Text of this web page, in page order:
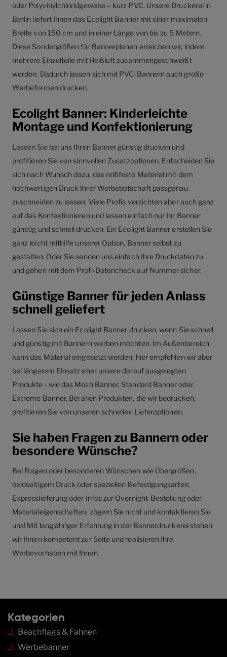
oder Polyvinylchloridgewebe – kurz PVC. Unsere Druckerei in
Berlin liefert Ihnen das Ecolight Banner mit einer maximalen
Breite von 150 cm und in einer Länge von bis zu 5 Metern.
Diese Sondergrößen für Bannerplanen erreichen wir, indem
mehrere Einzelteile mit Heißluft zusammengeschweißt
werden. Dadurch lassen sich mit PVC-Bannern auch große
Werbeformen drucken.
Ecolight Banner: Kinderleichte
Montage und Konfektionierung
Lassen Sie bei uns Ihren Banner günstig drucken und
profitieren Sie von sinnvollen Zusatzoptionen. Entscheiden Sie
sich nach Wunsch dazu, das reißfeste Material mit dem
hochwertigen Druck Ihrer Werbebotschaft passgenau
zuschneiden zu lassen. Viele Profis verzichten aber auch ganz
auf das Konfektionieren und lassen einfach nur Ihr Banner
günstig und schnell drucken. Ein Ecolight Banner erstellen Sie
ganz leicht mithilfe unserer Option, Banner selbst zu
gestalten. Oder Sie senden uns einfach Ihre Druckdaten zu
und gehen mit dem Profi-Datencheck auf Nummer sicher.
Günstige Banner für jeden Anlass
schnell geliefert
Lassen Sie sich ein Ecolight Banner drucken, wenn Sie schnell
und günstig mit Bannern werben möchten. Im Außenbereich
kann das Material eingesetzt werden, hier empfehlen wir aber
bei längerem Einsatz eher unsere darauf ausgelegten
Produkte - wie das Mesh Banner, Standard Banner oder
Extreme Banner. Bei allen Produkten, die wir bedrucken,
profitieren Sie von unseren schnellen Lieferoptionen.
Sie haben Fragen zu Bannern oder
besondere Wünsche?
Bei Fragen oder besonderen Wünschen wie Übergrößen,
beidseitigem Druck oder speziellen Befestigungsarten,
Expresslieferung oder Infos zur Overnight-Bestellung oder
Materialeigenschaften, zögern Sie nicht und kontaktieren Sie
uns! Mit langjähriger Erfahrung in der Bannerdruckerei stehen
wir Ihnen kompetent zur Seite und realisieren Ihre
Werbevorhaben mit Ihnen.
Kategorien
Beachflags & Fahnen
Werbebanner